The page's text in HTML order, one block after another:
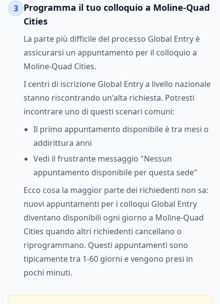
3 Programma il tuo colloquio a Moline-Quad
Cities
La parte più difficile del processo Global Entry è
assicurarsi un appuntamento per il colloquio a
Moline-Quad Cities.
I centri di iscrizione Global Entry a livello nazionale
stanno riscontrando un'alta richiesta. Potresti
incontrare uno di questi scenari comuni:
Il primo appuntamento disponibile è tra mesi o
addirittura anni
Vedi il frustrante messaggio "Nessun
appuntamento disponibile per questa sede"
Ecco cosa la maggior parte dei richiedenti non sa:
nuovi appuntamenti per i colloqui Global Entry
diventano disponibili ogni giorno a Moline-Quad
Cities quando altri richiedenti cancellano o
riprogrammano. Questi appuntamenti sono
tipicamente tra 1-60 giorni e vengono presi in
pochi minuti.